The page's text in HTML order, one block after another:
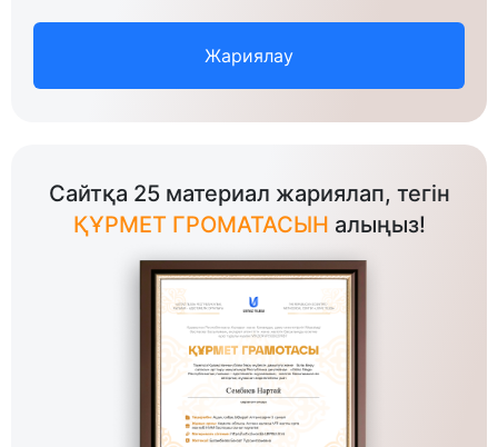
Жариялау
Сайтқа 25 материал жариялап, тегін
ҚҰРМЕТ ГРОМАТАСЫН алыңыз!